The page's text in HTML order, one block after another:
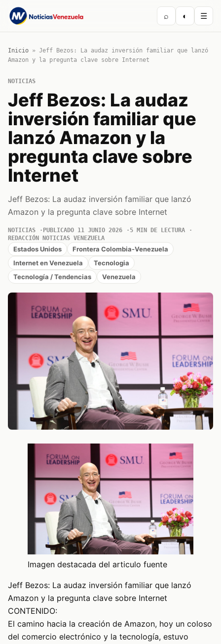
⌕ ◐ ☰
Inicio » Jeff Bezos: La audaz inversión familiar que lanzó
Amazon y la pregunta clave sobre Internet
NOTICIAS
Jeff Bezos: La audaz
inversión familiar que
lanzó Amazon y la
pregunta clave sobre
Internet
Jeff Bezos: La audaz inversión familiar que lanzó
Amazon y la pregunta clave sobre Internet
NOTICIAS PUBLICADO 11 JUNIO 2026
5 MIN DE LECTURA
REDACCIÓN NOTICIAS VENEZUELA
Estados Unidos
Frontera Colombia-Venezuela
Internet en Venezuela
Tecnologia
Tecnología / Tendencias
Venezuela
Imagen destacada del articulo fuente
Jeff Bezos: La audaz inversión familiar que lanzó
Amazon y la pregunta clave sobre Internet
CONTENIDO:
El camino hacia la creación de Amazon, hoy un coloso
del comercio electrónico y la tecnología, estuvo